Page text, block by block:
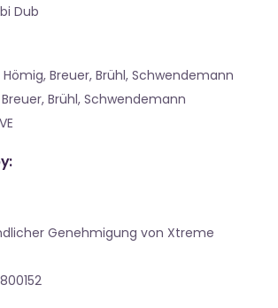
Dub
Hömig, Breuer, Brühl, Schwendemann
Brühl, Schwendemann
Genehmigung von Xtreme